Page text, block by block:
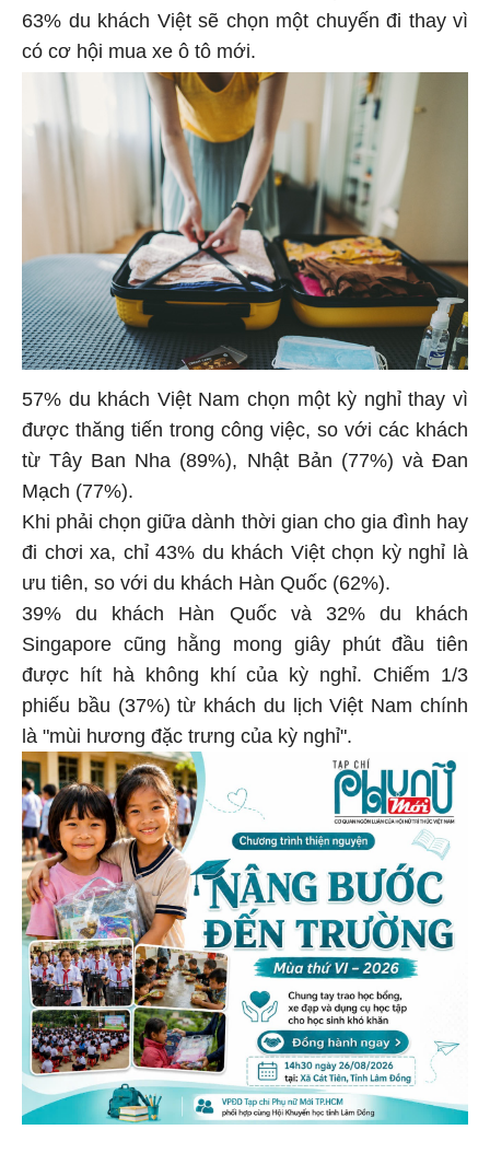
63% du khách Việt sẽ chọn một chuyến đi thay vì
có cơ hội mua xe ô tô mới.
57% du khách Việt Nam chọn một kỳ nghỉ thay vì
được thăng tiến trong công việc, so với các khách
từ Tây Ban Nha (89%), Nhật Bản (77%) và Đan
Mạch (77%).
Khi phải chọn giữa dành thời gian cho gia đình hay
đi chơi xa, chỉ 43% du khách Việt chọn kỳ nghỉ là
ưu tiên, so với du khách Hàn Quốc (62%).
39% du khách Hàn Quốc và 32% du khách
Singapore cũng hằng mong giây phút đầu tiên
được hít hà không khí của kỳ nghỉ. Chiếm 1/3
phiếu bầu (37%) từ khách du lịch Việt Nam chính
là "mùi hương đặc trưng của kỳ nghỉ".